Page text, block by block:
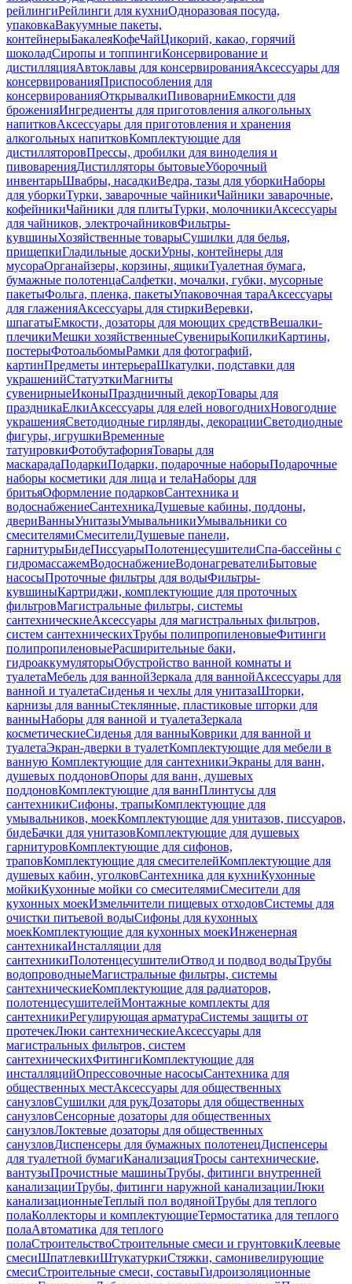
рейлингиРейлинги для кухниОдноразовая посуда,
упаковкаВакуумные пакеты,
контейнерыБакалеяКофеЧайЦикорий, какао, горячий
шоколадСиропы и топпингиКонсервирование и
дистилляцияАвтоклавы для консервированияАксессуары для
консервированияПриспособления для
консервированияОткрывалкиПивоварниЕмкости для
броженияИнгредиенты для приготовления алкогольных
напитковАксессуары для приготовления и хранения
алкогольных напитковКомплектующие для
дистилляторовПрессы, дробилки для виноделия и
пивоваренияДистилляторы бытовыеУборочный
инвентарьШвабры, насадкиВедра, тазы для уборкиНаборы
для уборкиТурки, заварочные чайникиЧайники заварочные,
кофейникиЧайники для плитыТурки, молочникиАксессуары
для чайников, электрочайниковФильтры-
кувшиныХозяйственные товарыСушилки для белья,
прищепкиГладильные доскиУрны, контейнеры для
мусораОрганайзеры, корзины, ящикиТуалетная бумага,
бумажные полотенцаСалфетки, мочалки, губки, мусорные
пакетыФольга, пленка, пакетыУпаковочная тараАксессуары
для глаженияАксессуары для стиркиВеревки,
шпагатыЕмкости, дозаторы для моющих средствВешалки-
плечикиМешки хозяйственныеСувенирыКопилкиКартины,
постерыФотоальбомыРамки для фотографий,
картинПредметы интерьераШкатулки, подставки для
украшенийСтатуэткиМагниты
сувенирныеИконыПраздничный декорТовары для
праздникаЕлкиАксессуары для елей новогоднихНовогодние
украшенияСветодиодные гирлянды, декорацииСветодиодные
фигуры, игрушкиВременные
татуировкиФотобутафорияТовары для
маскарадаПодаркиПодарки, подарочные наборыПодарочные
наборы косметики для лица и телаНаборы для
бритьяОформление подарковСантехника и
водоснабжениеСантехникаДушевые кабины, поддоны,
двериВанныУнитазыУмывальникиУмывальники со
смесителямиСмесителиДушевые панели,
гарнитурыБидеПиссуарыПолотенцесушителиСпа-бассейны с
гидромассажемВодоснабжениеВодонагревателиБытовые
насосыПроточные фильтры для водыФильтры-
кувшиныКартриджи, комплектующие для проточных
фильтровМагистральные фильтры, системы
сантехническиеАксессуары для магистральных фильтров,
систем сантехническихТрубы полипропиленовыеФитинги
полипропиленовыеРасширительные баки,
гидроаккумуляторыОбустройство ванной комнаты и
туалетаМебель для ваннойЗеркала для ваннойАксессуары для
ванной и туалетаСиденья и чехлы для унитазаШторки,
карнизы для ванныСтеклянные, пластиковые шторки для
ванныНаборы для ванной и туалетаЗеркала
косметическиеСиденья для ванныКоврики для ванной и
туалетаЭкран-дверки в туалетКомплектующие для мебели в
ванную Комплектующие для сантехникиЭкраны для ванн,
душевых поддоновОпоры для ванн, душевых
поддоновКомплектующие для ваннПлинтусы для
сантехникиСифоны, трапыКомплектующие для
умывальников, моекКомплектующие для унитазов, писсуаров,
бидеБачки для унитазовКомплектующие для душевых
гарнитуровКомплектующие для сифонов,
траповКомплектующие для смесителейКомплектующие для
душевых кабин, уголковСантехника для кухниКухонные
мойкиКухонные мойки со смесителямиСмесители для
кухонных моекИзмельчители пищевых отходовСистемы для
очистки питьевой водыСифоны для кухонных
моекКомплектующие для кухонных моекИнженерная
сантехникаИнсталляции для
сантехникиПолотенцесушителиОтвод и подвод водыТрубы
водопроводныеМагистральные фильтры, системы
сантехническиеКомплектующие для радиаторов,
полотенцесушителейМонтажные комплекты для
сантехникиРегулирующая арматураСистемы защиты от
протечекЛюки сантехническиеАксессуары для
магистральных фильтров, систем
сантехническихФитингиКомплектующие для
инсталляцийОпрессовочные насосыСантехника для
общественных местАксессуары для общественных
санузловСушилки для рукДозаторы для общественных
санузловСенсорные дозаторы для общественных
санузловЛоктевые дозаторы для общественных
санузловДиспенсеры для бумажных полотенецДиспенсеры
для туалетной бумагиКанализацияТросы сантехнические,
вантузыПрочистные машиныТрубы, фитинги внутренней
канализацииТрубы, фитинги наружной канализацииЛюки
канализационныеТеплый пол водянойТрубы для теплого
полаКоллекторы и комплектующиеТермостатика для теплого
полаАвтоматика для теплого
полаСтроительствоСтроительные смеси и грунтовкиКлеевые
смесиШпатлевкиШтукатуркиСтяжки, самонивелирующие
смесиСтроительные смеси, составыГидроизоляционные